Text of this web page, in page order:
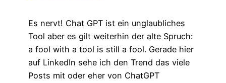
Es nervt! Chat GPT ist ein unglaubliches
Tool aber es gilt weiterhin der alte Spruch:
a fool with a tool is still a fool. Gerade hier
auf LinkedIn sehe ich den Trend das viele
Posts mit oder eher von ChatGPT